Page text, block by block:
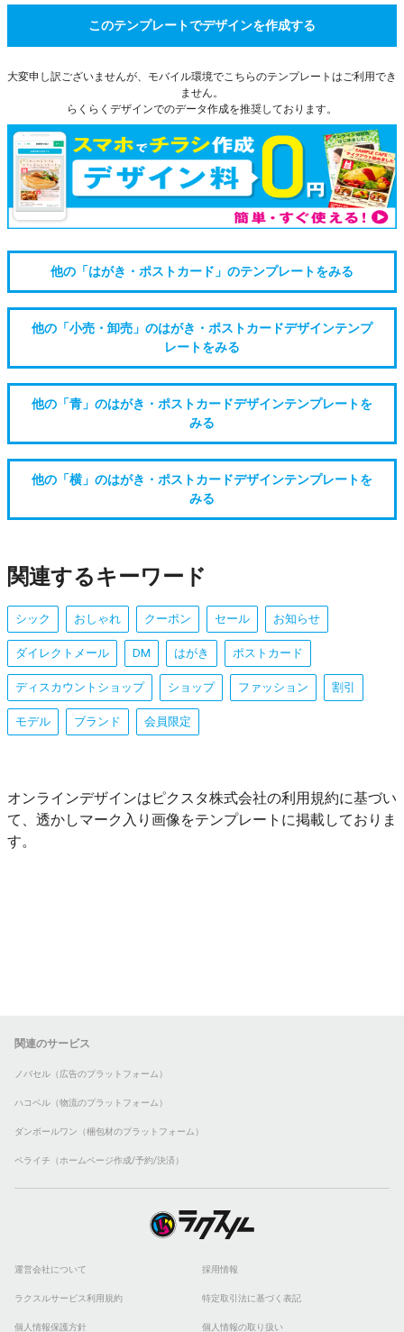
このテンプレートでデザインを作成する
大変申し訳ございませんが、モバイル環境でこちらのテンプレートはご利用でき
ません。
らくらくデザインでのデータ作成を推奨しております。
他の「はがき・ポストカード」のテンプレートをみる
他の「小売・卸売」のはがき・ポストカードデザインテンプ
レートをみる
他の「青」のはがき・ポストカードデザインテンプレートを
みる
他の「横」のはがき・ポストカードデザインテンプレートを
みる
関連するキーワード
シック おしゃれ クーポン セール お知らせ
ダイレクトメール DM はがき ポストカード
ディスカウントショップ ショップ ファッション 割引
モデル ブランド 会員限定
オンラインデザインはピクスタ株式会社の利用規約に基づい
て、透かしマーク入り画像をテンプレートに掲載しておりま
す。
関連のサービス
ノバセル（広告のプラットフォーム）
ハコベル（物流のプラットフォーム）
ダンボールワン（梱包材のプラットフォーム）
ペライチ（ホームページ作成/予約/決済）
運営会社について 採用情報
ラクスルサービス利用規約 特定取引法に基づく表記
個人情報保護方針 個人情報の取り扱い